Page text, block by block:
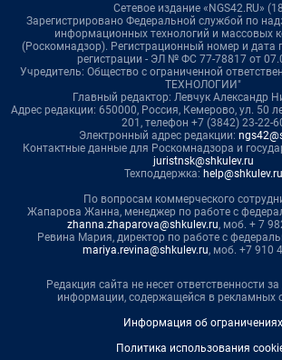
Сетевое издание «NGS42.RU»
Зарегистрировано Федеральной службой по
информационных технологий и массовых
(Роскомнадзор). Регистрационный номер и дата
регистрации - ЭЛ № ФС 77-78817 от
Учредитель: Общество с ограниченной
ТЕХНОЛОГИИ"
Главный редактор: Левчук Александр
Адрес редакции: 650000, Россия, Кемерово, ул. 50
201, телефон +7 (3842) 23-22-
Электронный адрес редакции:
Контактные данные для Роскомнадзора и
juristnsk@shkulev.ru
Техподдержка: help@shkulev.ru
По вопросам коммерческого
Жапарова Жанна, менеджер по работе с
zhanna.zhaparova@shkulev.ru, моб. + 7
Ревина Мария, директор по работе с
mariya.revina@shkulev.ru, моб. +7 910
Редакция сайта не несет ответственности
информации, содержащейся в рекламных
Информация об ограничениях
Политика использования